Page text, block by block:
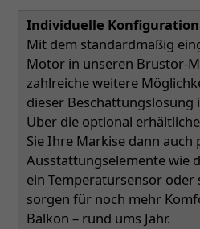
Individuelle
Mit dem standardmäßig
Motor in unseren Brustor-
zahlreiche weitere
dieser Beschattungslösung
Über die optional
Sie Ihre Markise dann auch
Ausstattungselemente wie
ein Temperatursensor
sorgen für noch mehr
Balkon – rund ums Jahr.